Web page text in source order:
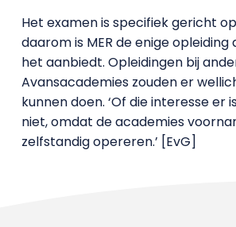
Het examen is specifiek gericht
daarom is MER de enige opleiding
het aanbiedt. Opleidingen bij
Avansacademies zouden er
kunnen doen. ‘Of die interesse er
niet, omdat de academies
zelfstandig opereren.’ [EvG]